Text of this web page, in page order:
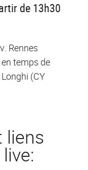
de 13h30
Rennes
temps de
(CY
liens